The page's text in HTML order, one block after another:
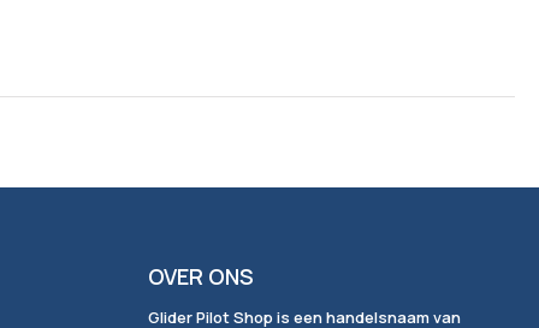
OVER ONS
Glider Pilot Shop is een handelsnaam van